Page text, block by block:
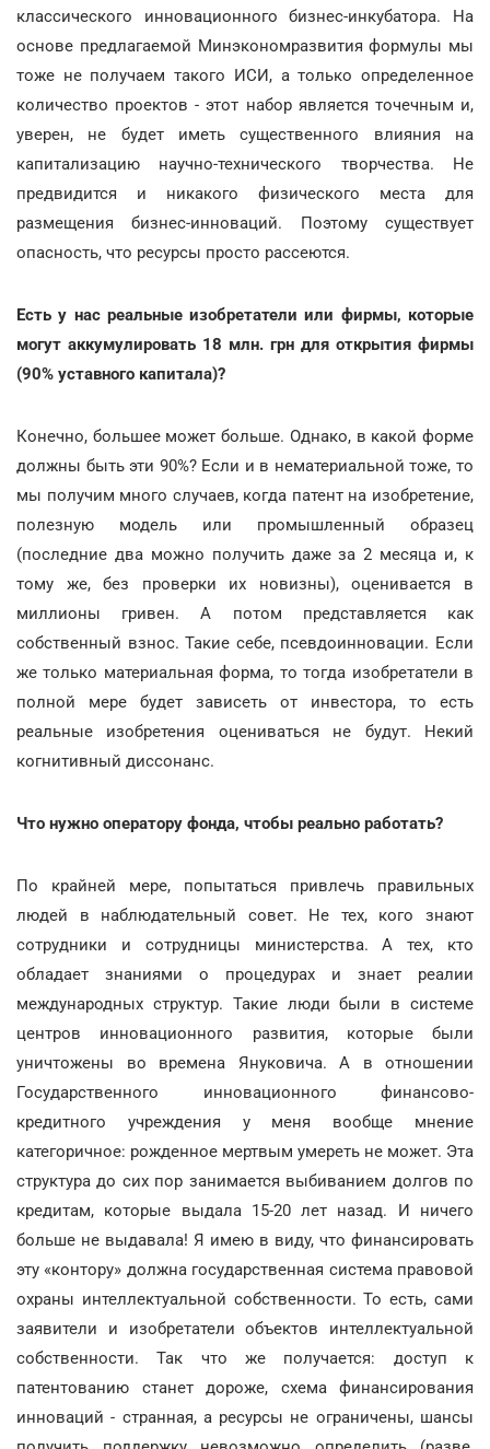
классического инновационного бизнес-инкубатора. На
основе предлагаемой Минэкономразвития формулы мы
тоже не получаем такого ИСИ, а только определенное
количество проектов - этот набор является точечным и,
уверен, не будет иметь существенного влияния на
капитализацию научно-технического творчества. Не
предвидится и никакого физического места для
размещения бизнес-инноваций. Поэтому существует
опасность, что ресурсы просто рассеются.
Есть у нас реальные изобретатели или фирмы, которые
могут аккумулировать 18 млн. грн для открытия фирмы
(90% уставного капитала)?
Конечно, большее может больше. Однако, в какой форме
должны быть эти 90%? Если и в нематериальной тоже, то
мы получим много случаев, когда патент на изобретение,
полезную модель или промышленный образец
(последние два можно получить даже за 2 месяца и, к
тому же, без проверки их новизны), оценивается в
миллионы гривен. А потом представляется как
собственный взнос. Такие себе, псевдоинновации. Если
же только материальная форма, то тогда изобретатели в
полной мере будет зависеть от инвестора, то есть
реальные изобретения оцениваться не будут. Некий
когнитивный диссонанс.
Что нужно оператору фонда, чтобы реально работать?
По крайней мере, попытаться привлечь правильных
людей в наблюдательный совет. Не тех, кого знают
сотрудники и сотрудницы министерства. А тех, кто
обладает знаниями о процедурах и знает реалии
международных структур. Такие люди были в системе
центров инновационного развития, которые были
уничтожены во времена Януковича. А в отношении
Государственного инновационного финансово-
кредитного учреждения у меня вообще мнение
категоричное: рожденное мертвым умереть не может. Эта
структура до сих пор занимается выбиванием долгов по
кредитам, которые выдала 15-20 лет назад. И ничего
больше не выдавала! Я имею в виду, что финансировать
эту «контору» должна государственная система правовой
охраны интеллектуальной собственности. То есть, сами
заявители и изобретатели объектов интеллектуальной
собственности. Так что же получается: доступ к
патентованию станет дороже, схема финансирования
инноваций - странная, а ресурсы не ограничены, шансы